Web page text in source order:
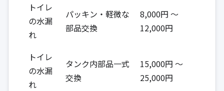
トイレ
の水漏
れ
パッキン・軽微な
部品交換
8,000円 ～
12,000円
トイレ
の水漏
れ
タンク内部品一式
交換
15,000円 ～
25,000円